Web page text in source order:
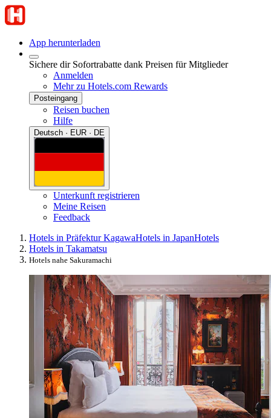
App herunterladen
Sichere dir Sofortrabatte dank Preisen für Mitglieder
Anmelden
Mehr zu Hotels.com Rewards
Posteingang
Reisen buchen
Hilfe
Deutsch · EUR · DE
Unterkunft registrieren
Meine Reisen
Feedback
Hotels in Präfektur KagawaHotels in JapanHotels
Hotels in Takamatsu
Hotels nahe Sakuramachi